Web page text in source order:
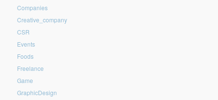
Companies
Creative_company
CSR
Events
Foods
Freelance
Game
GraphicDesign